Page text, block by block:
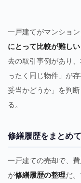
一戸建てがマンショ
にとって比較が難しい
去の取引事例があり
ったく同じ物件」が
妥当かどうか」を判
る。
修繕履歴をまとめ
一戸建ての売却で、
が修繕履歴の整理だ